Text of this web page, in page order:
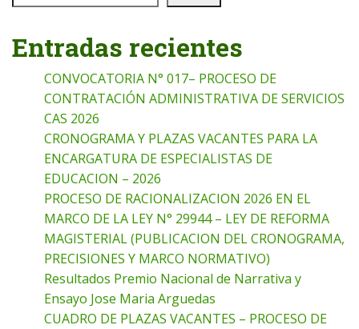
Entradas recientes
CONVOCATORIA N° 017– PROCESO DE
CONTRATACIÓN ADMINISTRATIVA DE SERVICIOS
CAS 2026
CRONOGRAMA Y PLAZAS VACANTES PARA LA
ENCARGATURA DE ESPECIALISTAS DE
EDUCACION – 2026
PROCESO DE RACIONALIZACION 2026 EN EL
MARCO DE LA LEY N° 29944 – LEY DE REFORMA
MAGISTERIAL (PUBLICACION DEL CRONOGRAMA,
PRECISIONES Y MARCO NORMATIVO)
Resultados Premio Nacional de Narrativa y
Ensayo Jose Maria Arguedas
CUADRO DE PLAZAS VACANTES – PROCESO DE